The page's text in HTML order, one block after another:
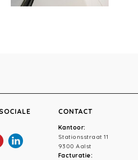
CONTACT
Kantoor:
Stationsstraat 11
9300 Aalst
Facturatie: